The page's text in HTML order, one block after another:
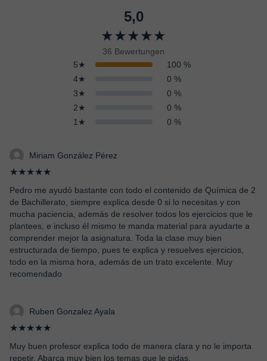
5,0
★★★★★
36 Bewertungen
5★
100 %
4★
0 %
3★
0 %
2★
0 %
1★
0 %
Miriam González Pérez
★★★★★
Pedro me ayudó bastante con todo el contenido de Química de 2
de Bachillerato, siempre explica desde 0 si lo necesitas y con
mucha paciencia, además de resolver todos los ejercicios que le
plantees, e incluso él mismo te manda material para ayudarte a
comprender mejor la asignatura. Toda la clase muy bien
estructurada de tiempo, pues te explica y resuelves ejercicios,
todo en la misma hora, además de un trato excelente. Muy
recomendado
Ruben Gonzalez Ayala
★★★★★
Muy buen profesor explica todo de manera clara y no le importa
repetir. Abarca muy bien los temas que le pidas.